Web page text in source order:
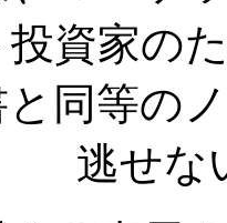
投資家の
同等の
逃せな